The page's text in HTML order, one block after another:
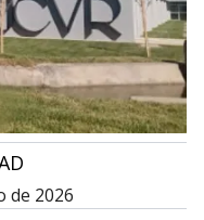
de 2026